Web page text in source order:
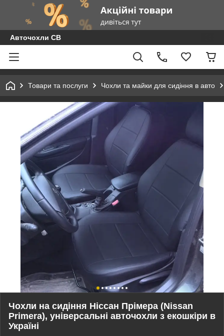
Авточохли СВ
Товари та послуги Чохли та майки для сидіння в авто
Чохли на сидіння Ніссан Прімера (Nissan
Primera), універсальні авточохли з екошкіри в
Україні